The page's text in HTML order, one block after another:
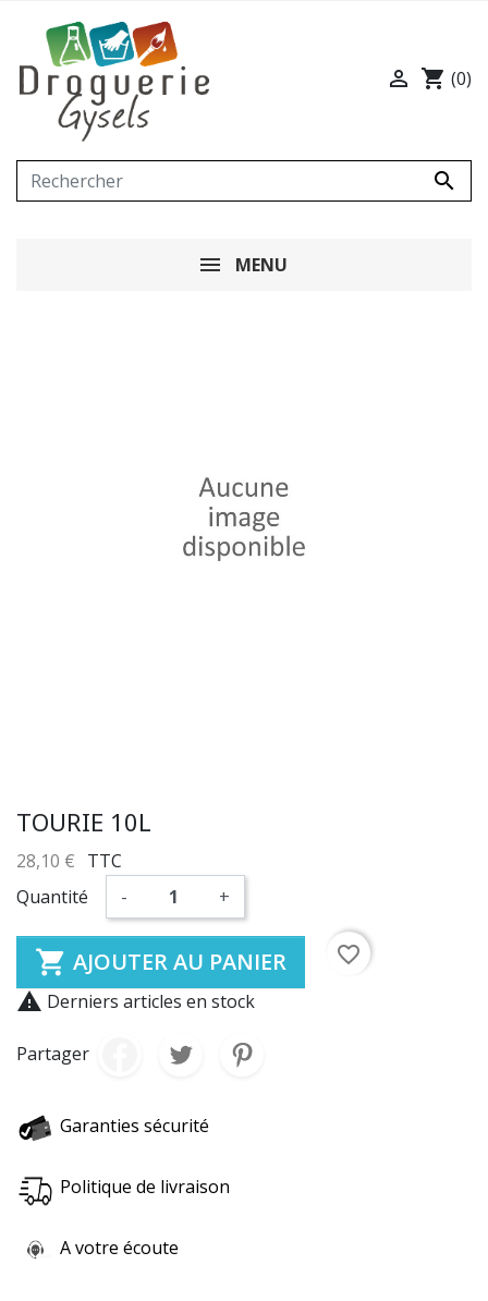

 shopping_cart (0)
MENU
TOURIE 10L
28,10 € TTC
Quantité
- +
 AJOUTER AU PANIER
favorite_border
 Derniers articles en stock
Partager
Garanties sécurité
Politique de livraison
A votre écoute